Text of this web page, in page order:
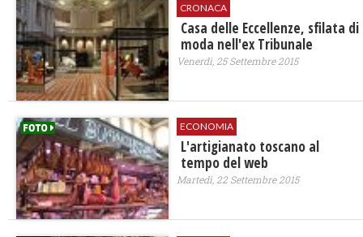
CRONACA
Casa delle Eccellenze, sfilata di
moda nell'ex Tribunale
Venerdì, 25 Settembre 2015
ECONOMIA
L'artigianato toscano al
tempo del web
Martedì, 22 Settembre 2015